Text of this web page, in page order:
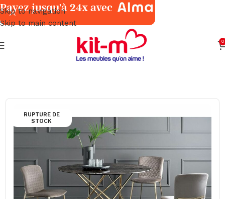
Skip to navigation
Skip to main content
0
Salles à Manger Tables
RUPTURE DE
STOCK
Payez jusqu'à 24x avec